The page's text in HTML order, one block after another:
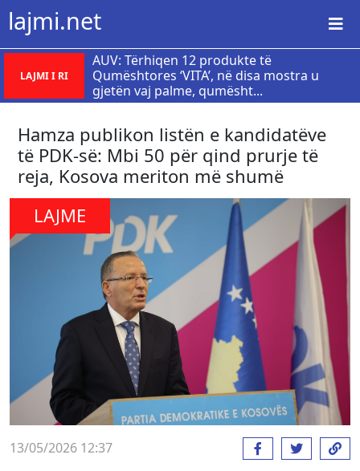
lajmi.net
LAJMI I RI
AUV: Tërhiqen 12 produkte të
Qumështores ‘VITA’, në disa mostra u
gjetën vaj palme, qumësht...
Hamza publikon listën e kandidatëve
të PDK-së: Mbi 50 për qind prurje të
reja, Kosova meriton më shumë
LAJME
13/05/2026 12:37